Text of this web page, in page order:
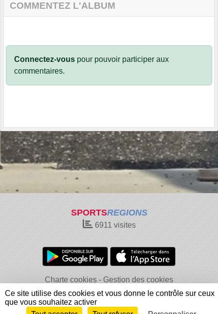
COMMENTEZ L'ALBUM
Connectez-vous pour pouvoir participer aux
commentaires.
SPORTSREGIONS
6911 visites
Charte cookies
Gestion des cookies
Informations légales
Signaler un contenu inapproprié
Ce site utilise des cookies et vous donne le contrôle sur ceux
que vous souhaitez activer